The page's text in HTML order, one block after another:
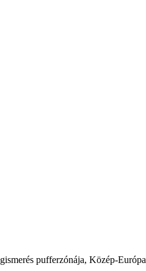
pufferzónája, Közép-